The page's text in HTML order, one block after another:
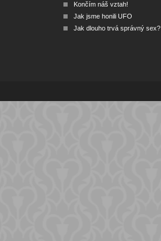
Končím náš vztah!
Jak jsme honili UFO
Jak dlouho trvá správný sex?